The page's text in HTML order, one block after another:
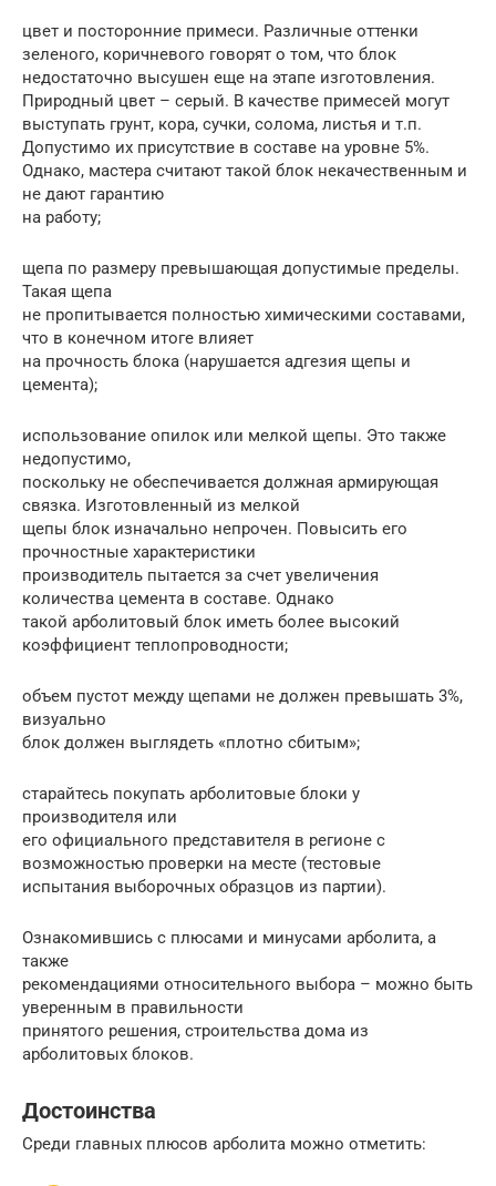
цвет и посторонние примеси. Различные оттенки
зеленого, коричневого говорят о том, что блок
недостаточно высушен еще на этапе изготовления.
Природный цвет – серый. В качестве примесей могут
выступать грунт, кора, сучки, солома, листья и т.п.
Допустимо их присутствие в составе на уровне 5%.
Однако, мастера считают такой блок некачественным и
не дают гарантию
на работу;
щепа по размеру превышающая допустимые пределы.
Такая щепа
не пропитывается полностью химическими составами,
что в конечном итоге влияет
на прочность блока (нарушается адгезия щепы и
цемента);
использование опилок или мелкой щепы. Это также
недопустимо,
поскольку не обеспечивается должная армирующая
связка. Изготовленный из мелкой
щепы блок изначально непрочен. Повысить его
прочностные характеристики
производитель пытается за счет увеличения
количества цемента в составе. Однако
такой арболитовый блок иметь более высокий
коэффициент теплопроводности;
объем пустот между щепами не должен превышать 3%,
визуально
блок должен выглядеть «плотно сбитым»;
старайтесь покупать арболитовые блоки у
производителя или
его официального представителя в регионе с
возможностью проверки на месте (тестовые
испытания выборочных образцов из партии).
Ознакомившись с плюсами и минусами арболита, а
также
рекомендациями относительного выбора – можно быть
уверенным в правильности
принятого решения, строительства дома из
арболитовых блоков.
Достоинства
Среди главных плюсов арболита можно отметить: